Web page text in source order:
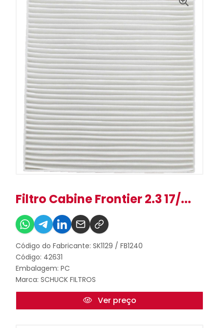
Filtro Cabine Frontier 2.3 17/...
Código do Fabricante: SK1129 / FB1240
Código: 42631
Embalagem: PC
Marca: SCHUCK FILTROS
Ver preço